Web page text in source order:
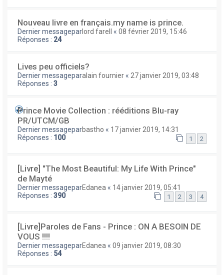
Nouveau livre en français.my name is prince.
Dernier messageparlord farell « 08 février 2019, 15:46
Réponses : 24
Lives peu officiels?
Dernier messageparalain fournier « 27 janvier 2019, 03:48
Réponses : 3
Prince Movie Collection : rééditions Blu-ray
PR/UTCM/GB
Dernier messageparbastho « 17 janvier 2019, 14:31
Réponses : 100 1 2
[Livre] "The Most Beautiful: My Life With Prince"
de Mayté
Dernier messageparEdanea « 14 janvier 2019, 05:41
Réponses : 390 1 2 3 4
[Livre]Paroles de Fans - Prince : ON A BESOIN DE
VOUS !!!!
Dernier messageparEdanea « 09 janvier 2019, 08:30
Réponses : 54